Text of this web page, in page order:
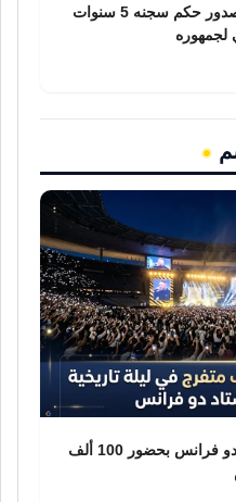
انهيار سعد لمجرد بالبكاء فور صدور حكم سجنه 5 سنوات
لجمهوره
النجم جول يزلزل ملعب ستاد دو فرانس بحضور 100 ألف